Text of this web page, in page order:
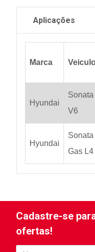
Aplicações
Marca Veiculo
Hyundai
Sonata
V6
Hyundai
Sonata
Gas
Cadastre-se
ofertas!